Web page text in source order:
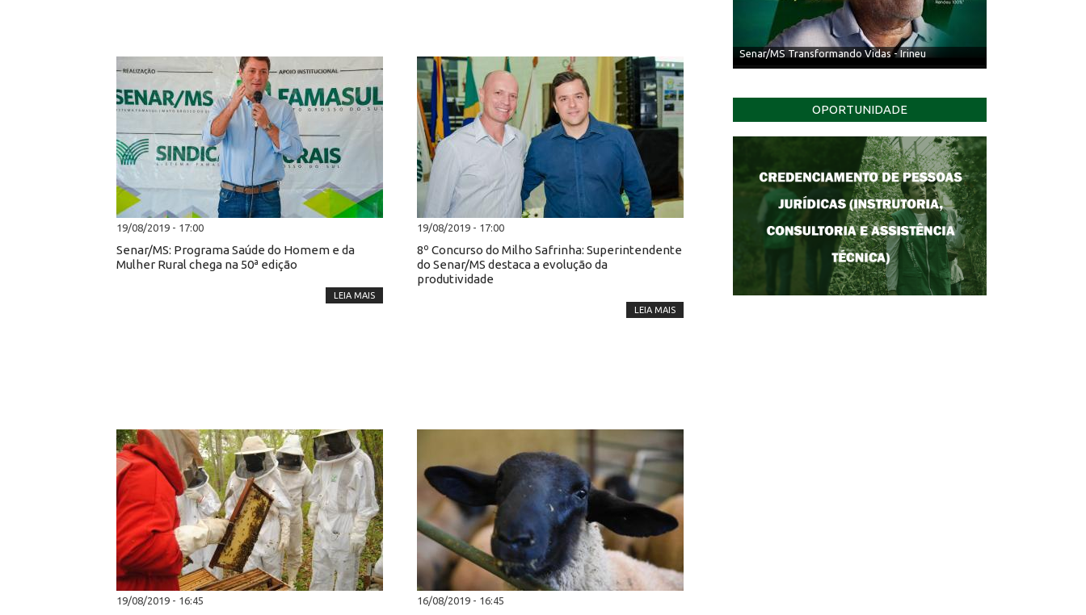
Senar/MS Transformando Vidas - Irineu
OPORTUNIDADE
19/08/2019 - 17:00
Senar/MS: Programa Saúde do Homem e da
Mulher Rural chega na 50ª edição
LEIA MAIS
19/08/2019 - 17:00
8º Concurso do Milho Safrinha: Superintendente
do Senar/MS destaca a evolução da
produtividade
LEIA MAIS
19/08/2019 - 16:45 16/08/2019 - 16:45